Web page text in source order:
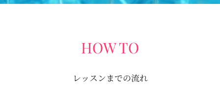
HOW TO
レッスンまでの流れ